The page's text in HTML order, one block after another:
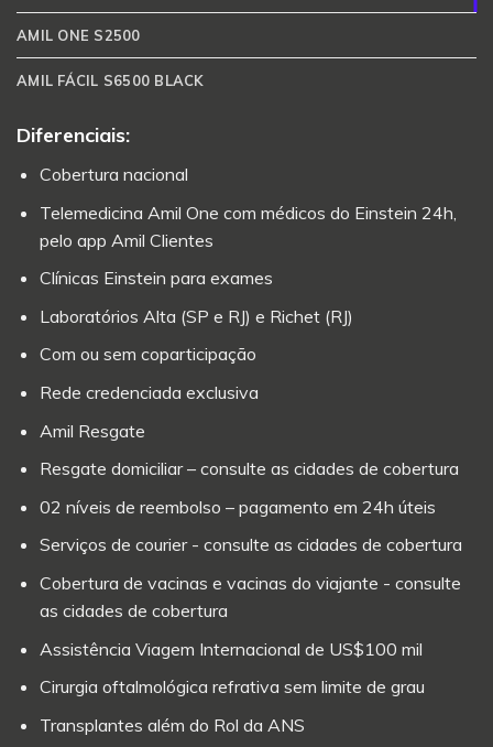
AMIL ONE S2500
AMIL FÁCIL S6500 BLACK
Diferenciais:
Cobertura nacional
Telemedicina Amil One com médicos do Einstein 24h,
pelo app Amil Clientes
Clínicas Einstein para exames
Laboratórios Alta (SP e RJ) e Richet (RJ)
Com ou sem coparticipação
Rede credenciada exclusiva
Amil Resgate
Resgate domiciliar – consulte as cidades de cobertura
02 níveis de reembolso – pagamento em 24h úteis
Serviços de courier - consulte as cidades de cobertura
Cobertura de vacinas e vacinas do viajante - consulte
as cidades de cobertura
Assistência Viagem Internacional de US$100 mil
Cirurgia oftalmológica refrativa sem limite de grau
Transplantes além do Rol da ANS